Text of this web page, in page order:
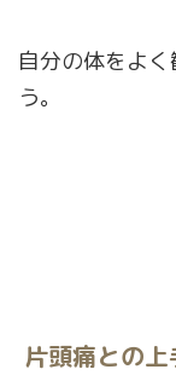
自分の体をよ
う。
片頭痛との上